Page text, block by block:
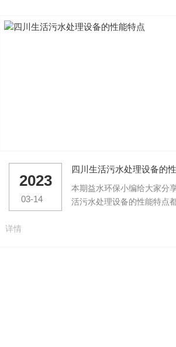
2023
03-14
四川生活污水处理设备的
本期益水环保小编给大家分
活污水处理设备的性能特点
水水质优良。不需要设置沉
详情